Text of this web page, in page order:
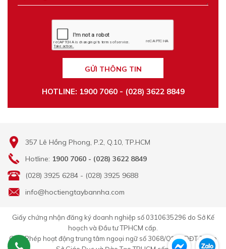
GỬI THÔNG TIN
HOTLINE: 1900 7060 - (028) 3622 8849
357 Lê Hồng Phong, P.2, Q.10, TP.HCM
Hotline: 1900 7060 - (028) 3622 8849
(028) 3925 6284 - (028) 3925 9688
info@hoctiengtaybannha.com
Giấy chứng nhận đăng ký doanh nghiệp số 0310635296 do Sở Kế
hoạch và Đầu tư TPHCM cấp.
Giấy Phép hoạt động trung tâm ngoại ngữ số 3068/QĐ-GDĐT-TC do